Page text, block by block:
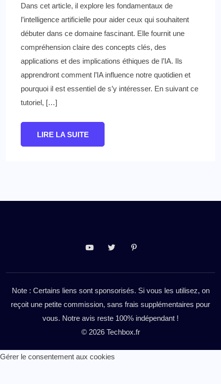
Dans cet article, il explore les fondamentaux de
l’intelligence artificielle pour aider ceux qui souhaitent
débuter dans ce domaine fascinant. Elle fournit une
compréhension claire des concepts clés, des
applications et des implications éthiques de l’IA. Ils
apprendront comment l’IA influence notre quotidien et
pourquoi il est essentiel de s’y intéresser. En suivant ce
tutoriel, […]
LIRE LA SUITE
Note : Certains liens sont sponsorisés. Si vous les utilisez, on
reçoit une petite commission, sans frais supplémentaires pour
vous. Notre avis reste 100% indépendant !
© 2026 Techbox.fr
Gérer le consentement aux cookies